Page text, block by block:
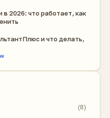
в 2026: что работает, как
и что делать,
(8)